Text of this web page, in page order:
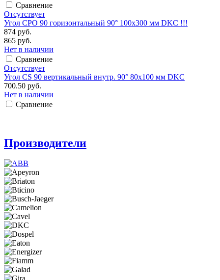
Сравнение
Отсутствует
Угол CPO 90 горизонтальный 90° 100х300 мм DKC !!!
874 руб.
865 руб.
Нет в наличии
Сравнение
Отсутствует
Угол CS 90 вертикальный внутр. 90° 80х100 мм DKC
700.50 руб.
Нет в наличии
Сравнение
Производители